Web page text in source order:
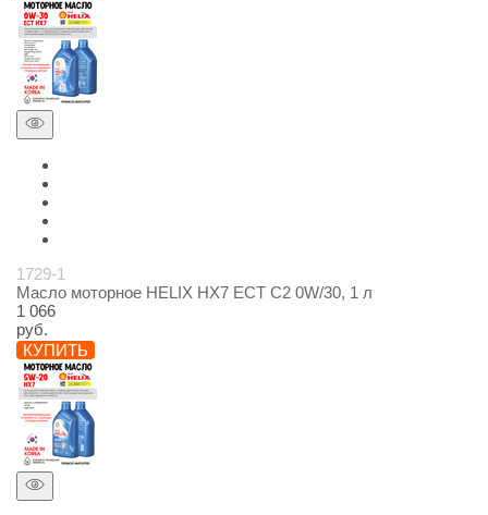
1729-1
Масло моторное HELIX HX7 ECT C2 0W/30, 1 л
1 066
руб.
КУПИТЬ